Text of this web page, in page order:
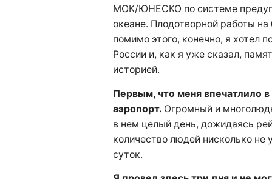
МОК/ЮНЕСКО по системе
океане. Плодотворной работы
помимо этого, конечно, я хотел
России и, как я уже сказал,
историей.
Первым, что меня впечатлило
аэропорт. Огромный и
в нем целый день, дожидаясь
количество людей нисколько не
суток.